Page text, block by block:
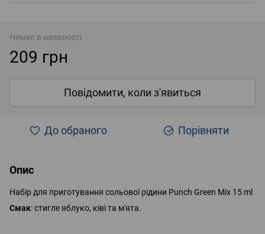
Немає в наявності
209 грн
Повідомити, коли з'явиться
До обраного Порівняти
Опис
Набір для приготування сольової рідини Punch Green Mix 15 ml
Смак: стигле яблуко, ківі та м'ята.